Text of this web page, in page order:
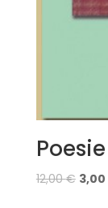
12,00€ 3,00